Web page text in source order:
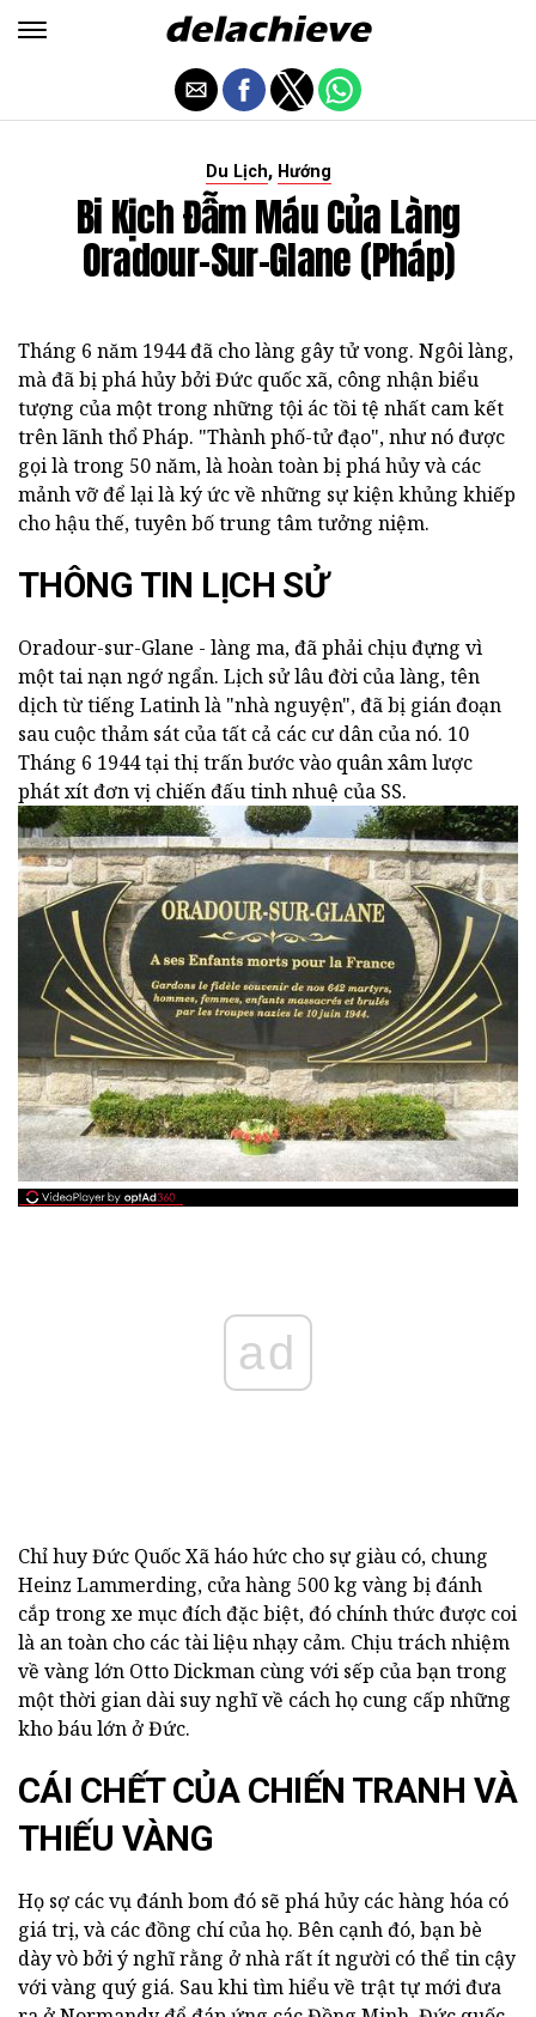
Du Lịch, Hướng
Bi Kịch Đẫm Máu Của Làng
Oradour-Sur-Glane (Pháp)
Tháng 6 năm 1944 đã cho làng gây tử vong. Ngôi làng,
mà đã bị phá hủy bởi Đức quốc xã, công nhận biểu
tượng của một trong những tội ác tồi tệ nhất cam kết
trên lãnh thổ Pháp. "Thành phố-tử đạo", như nó được
gọi là trong 50 năm, là hoàn toàn bị phá hủy và các
mảnh vỡ để lại là ký ức về những sự kiện khủng khiếp
cho hậu thế, tuyên bố trung tâm tưởng niệm.
THÔNG TIN LỊCH SỬ
Oradour-sur-Glane - làng ma, đã phải chịu đựng vì
một tai nạn ngớ ngẩn. Lịch sử lâu đời của làng, tên
dịch từ tiếng Latinh là "nhà nguyện", đã bị gián đoạn
sau cuộc thảm sát của tất cả các cư dân của nó. 10
Tháng 6 1944 tại thị trấn bước vào quân xâm lược
phát xít đơn vị chiến đấu tinh nhuệ của SS.
ad
Chỉ huy Đức Quốc Xã háo hức cho sự giàu có, chung
Heinz Lammerding, cửa hàng 500 kg vàng bị đánh
cắp trong xe mục đích đặc biệt, đó chính thức được coi
là an toàn cho các tài liệu nhạy cảm. Chịu trách nhiệm
về vàng lớn Otto Dickman cùng với sếp của bạn trong
một thời gian dài suy nghĩ về cách họ cung cấp những
kho báu lớn ở Đức.
CÁI CHẾT CỦA CHIẾN TRANH VÀ
THIẾU VÀNG
Họ sợ các vụ đánh bom đó sẽ phá hủy các hàng hóa có
giá trị, và các đồng chí của họ. Bên cạnh đó, bạn bè
dày vò bởi ý nghĩ rằng ở nhà rất ít người có thể tin cậy
với vàng quý giá. Sau khi tìm hiểu về trật tự mới đưa